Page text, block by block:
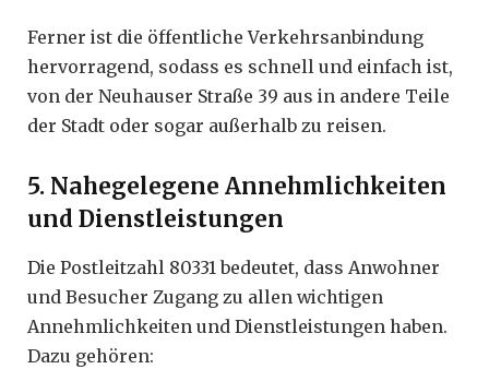
Ferner ist die öffentliche Verkehrsanbindung
hervorragend, sodass es schnell und einfach ist,
von der Neuhauser Straße 39 aus in andere Teile
der Stadt oder sogar außerhalb zu reisen.
5. Nahegelegene Annehmlichkeiten
und Dienstleistungen
Die Postleitzahl 80331 bedeutet, dass Anwohner
und Besucher Zugang zu allen wichtigen
Annehmlichkeiten und Dienstleistungen haben.
Dazu gehören: